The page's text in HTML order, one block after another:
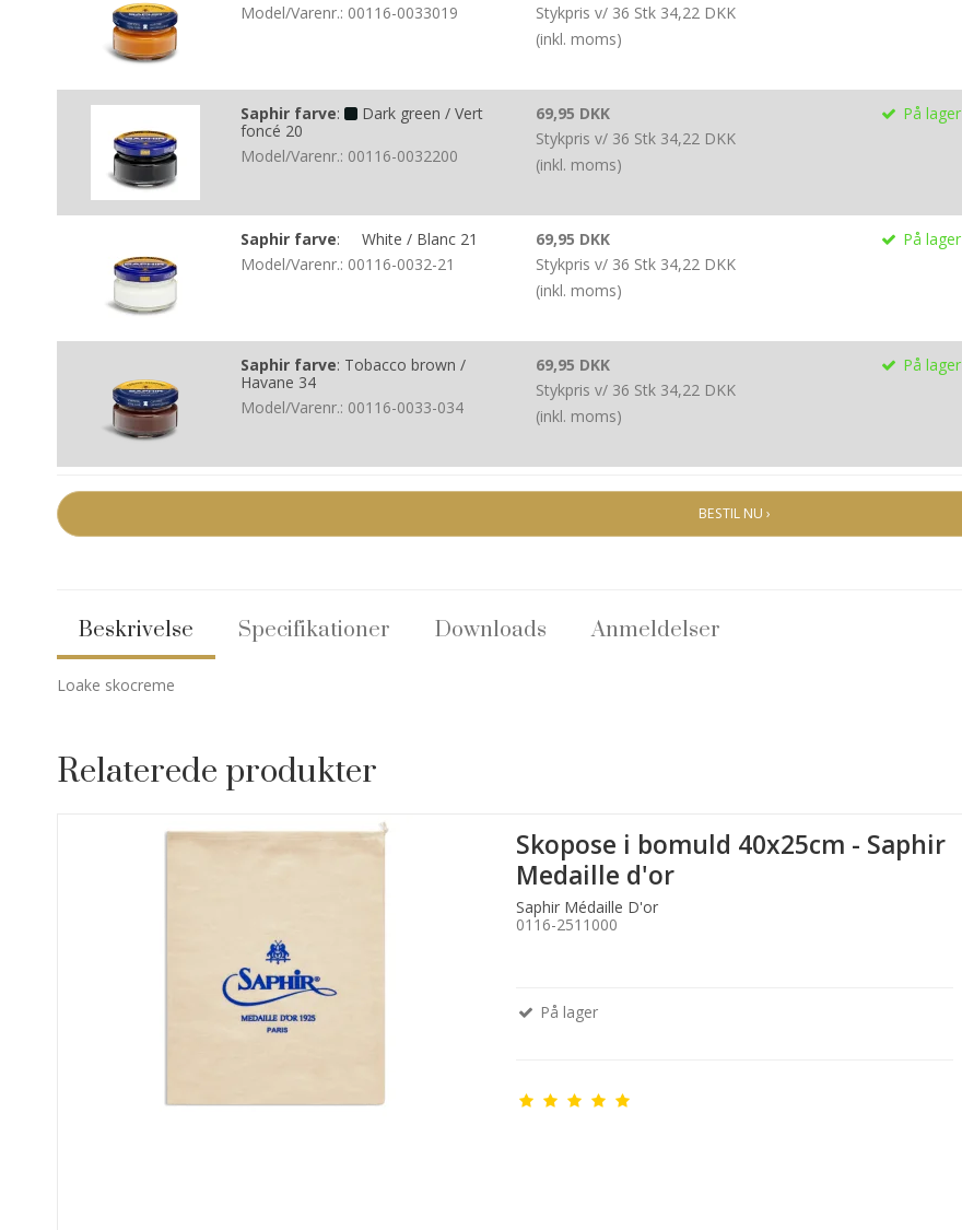
Model/Varenr.: 00116-0033019
Stykpris v/ 36 Stk 34,22 DKK
(inkl. moms)
Saphir farve:
Dark green / Vert
foncé 20
Model/Varenr.: 00116-0032200
69,95 DKK
Stykpris v/ 36 Stk 34,22 DKK
(inkl. moms)
På lager
Saphir farve:
White / Blanc 21
Model/Varenr.: 00116-0032-21
69,95 DKK
Stykpris v/ 36 Stk 34,22 DKK
(inkl. moms)
På lager
Saphir farve: Tobacco brown /
Havane 34
Model/Varenr.: 00116-0033-034
69,95 DKK
Stykpris v/ 36 Stk 34,22 DKK
(inkl. moms)
På lager
BESTIL NU ›
Beskrivelse Specifikationer Downloads Anmeldelser
Loake skocreme
Relaterede produkter
Skopose i bomuld 40x25cm - Saphir
Medaille d'or
Saphir Médaille D'or
0116-2511000
På lager